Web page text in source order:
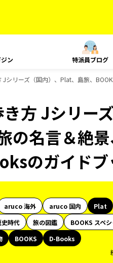
ン 特派員ブログ
シリーズ（国内）、Plat、島旅、
方 Jシリー
の名言＆絶
のガイド
aruco 海外 aruco 国内
Plat
史時代 旅の図鑑
BOOKS スペ
BOOKS
D-Books